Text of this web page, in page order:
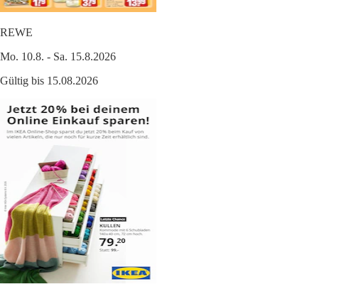
REWE
Mo. 10.8. - Sa. 15.8.2026
Gültig bis 15.08.2026